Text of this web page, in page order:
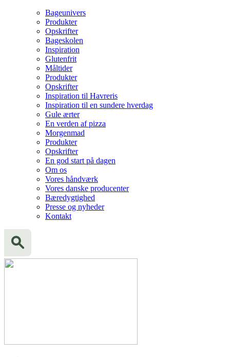
Bageunivers
Produkter
Opskrifter
Bageskolen
Inspiration
Glutenfrit
Måltider
Produkter
Opskrifter
Inspiration til Havreris
Inspiration til en sundere hverdag
Gule ærter
En verden af pizza
Morgenmad
Produkter
Opskrifter
En god start på dagen
Om os
Vores håndværk
Vores danske producenter
Bæredygtighed
Presse og nyheder
Kontakt